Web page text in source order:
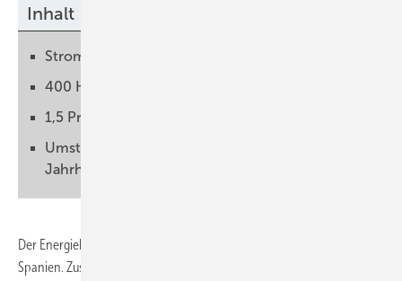
Inhalt
Strom für vier Millionen Menschen
400 Hektar Land für Naturschutz
1,5 Prozent Ertrag für die örtliche Bevölkerung
Umstieg auf Ökostrom bis Mitte des
Jahrhunderts
Der Energiekonzern Total plant den Bau von 48 Solarkraftwerken in
Spanien. Zusammen werden diese Anlagen eine Leistung von etwa